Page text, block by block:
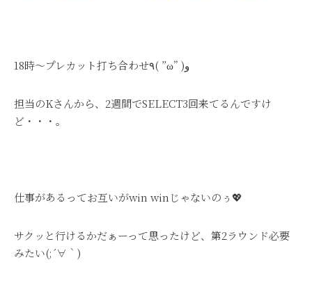
18時～プレカット打ち合わせ٩( ”ω” )و
担当のKさんから、2週間でSELECT3回来てるんですけ
ど・・・。
仕事があるってお互いがwin winじゃないのぅ💖
サクッと行けるかだぁーって思ったけど、第2ラウンド必要
みたい(;´∀｀)